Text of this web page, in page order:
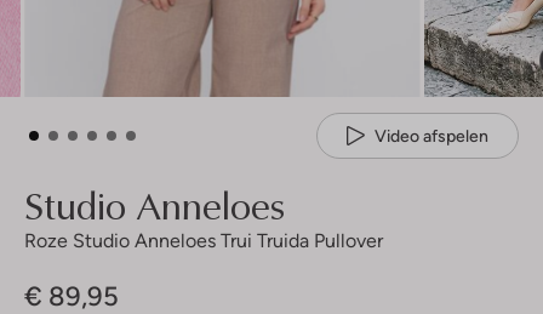
Video afspelen
Studio Anneloes
Roze Studio Anneloes Trui Truida Pullover
€ 89,95